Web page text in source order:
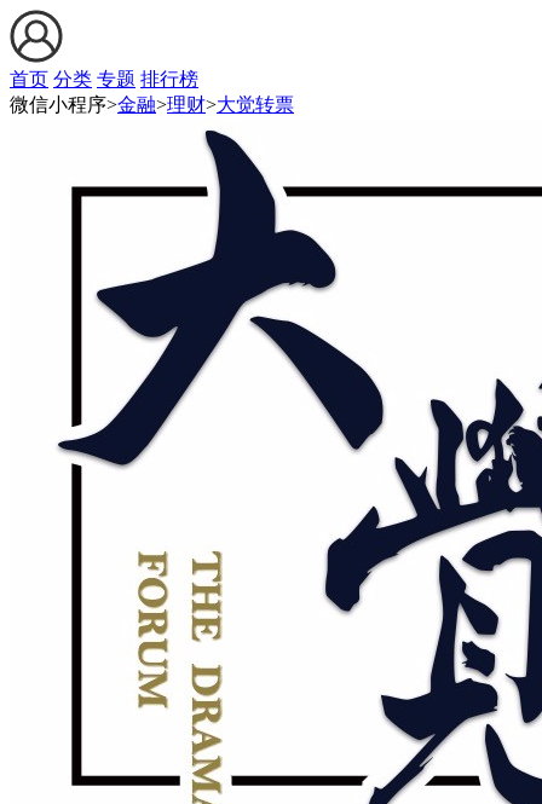
首页 分类 专题 排行榜
微信小程序>金融>理财>大觉转票